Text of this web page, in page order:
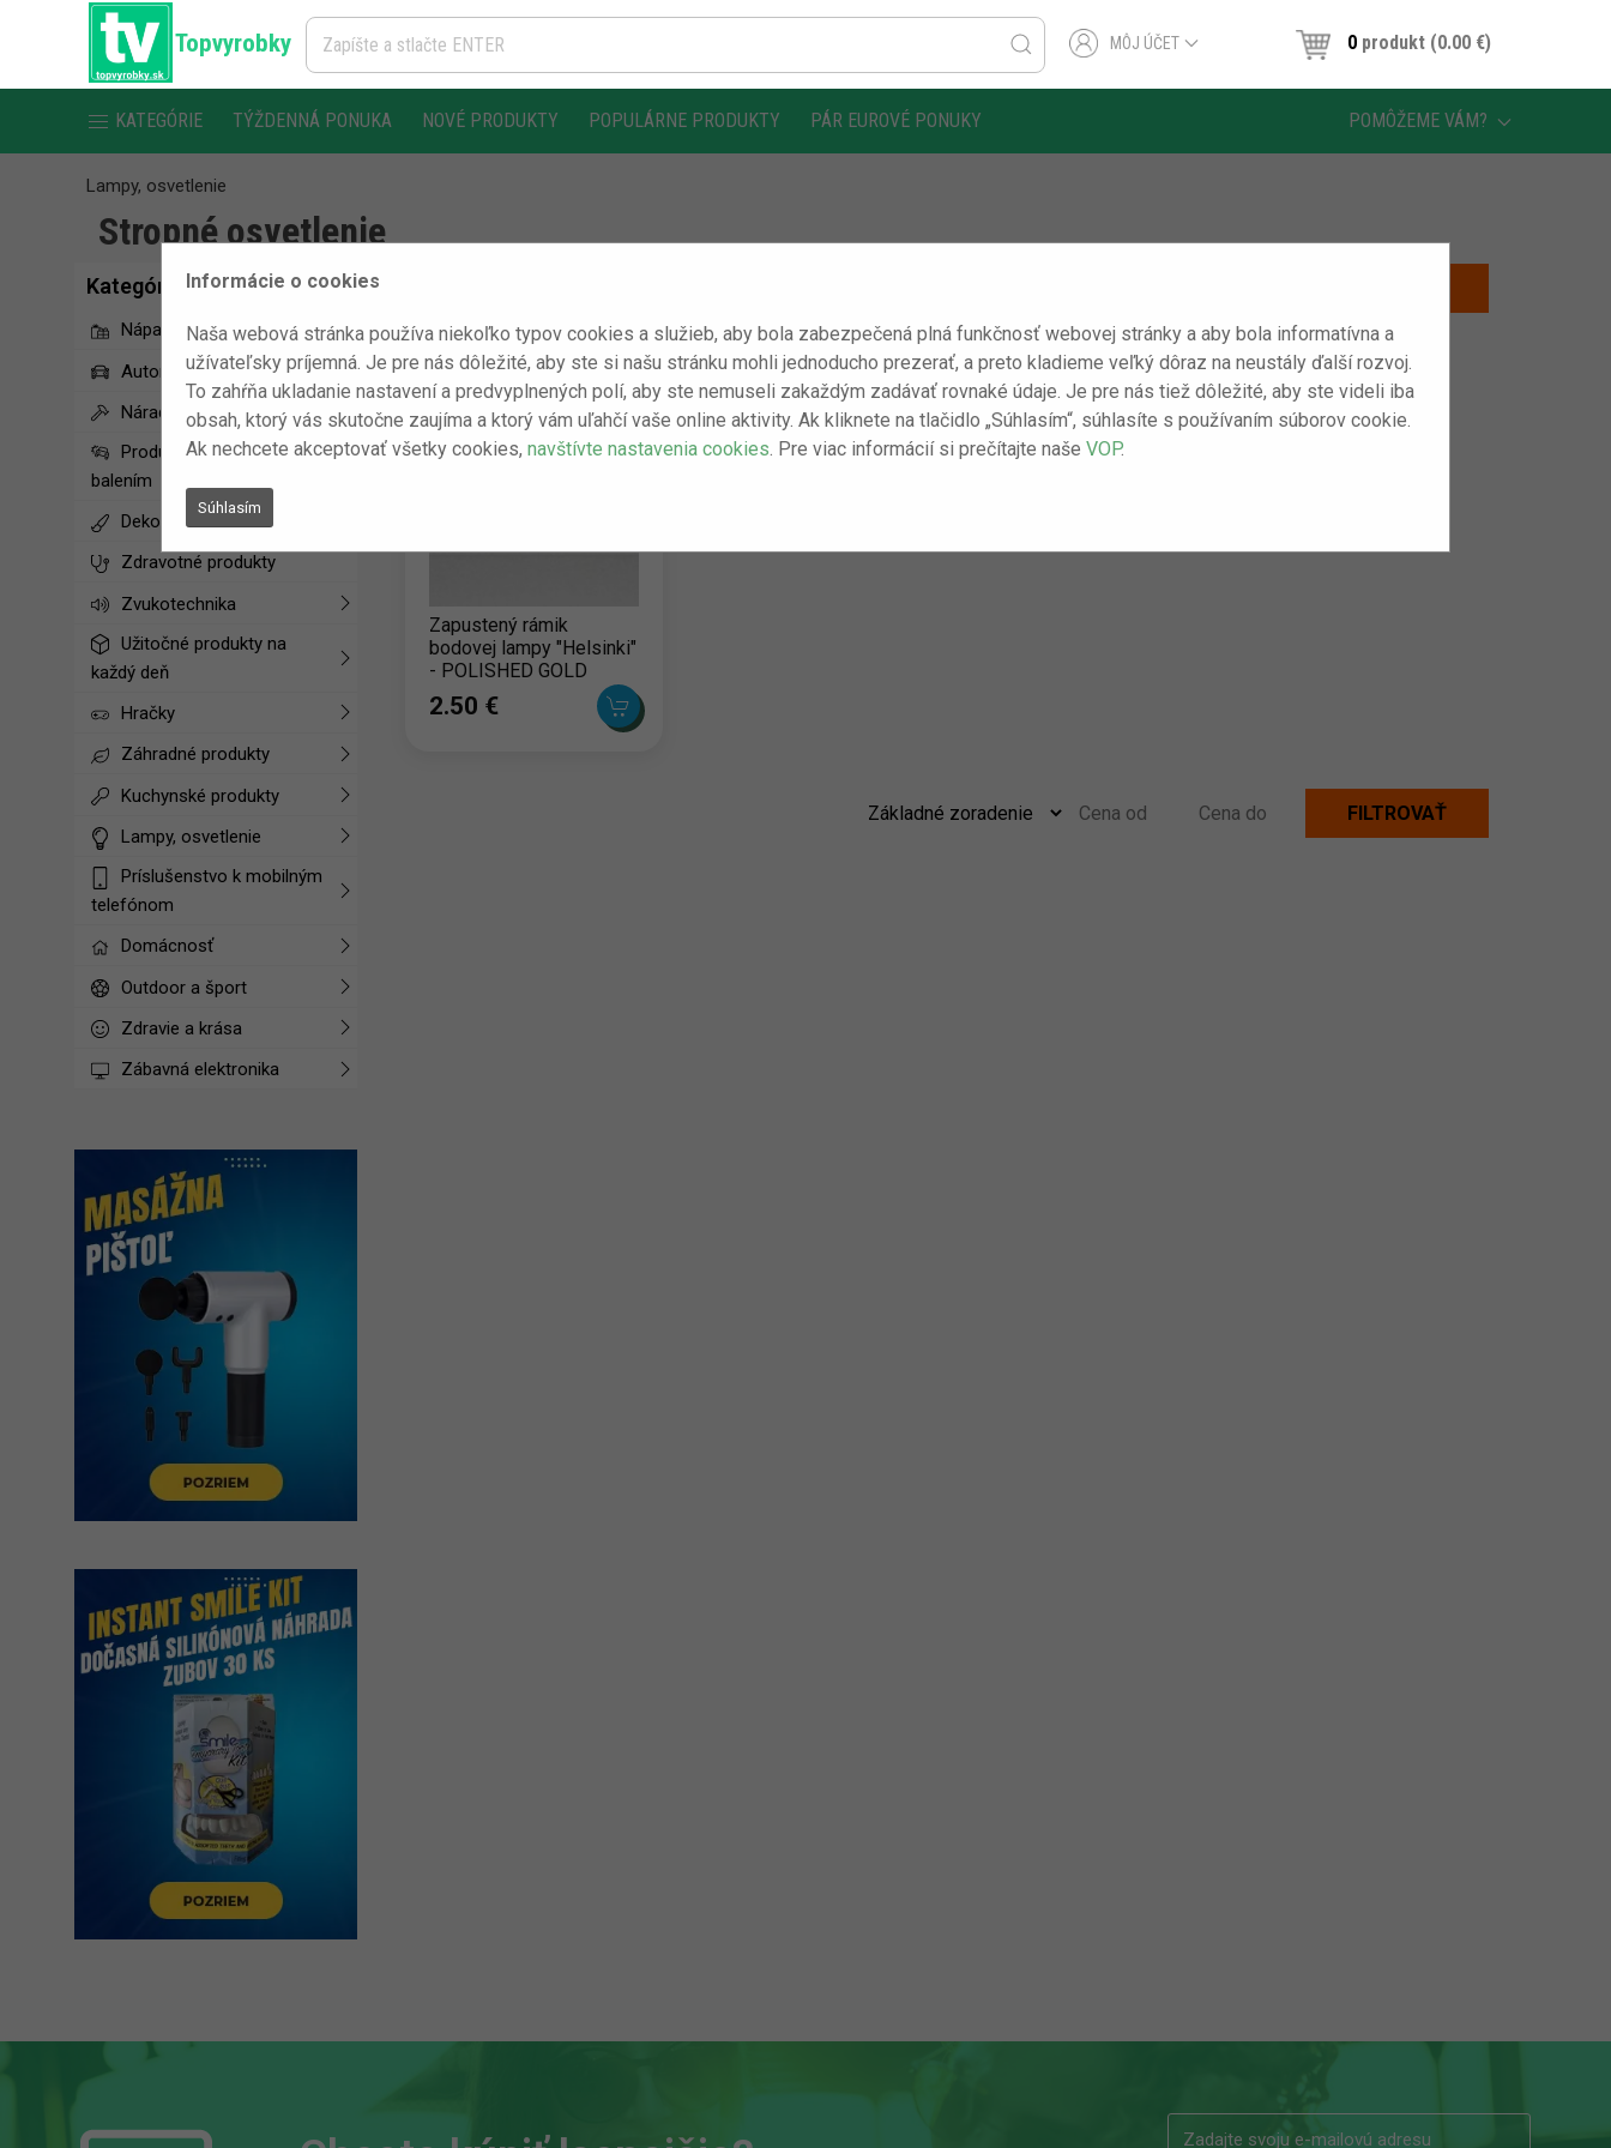
Informácie o cookies
Naša webová stránka používa niekoľko typov cookies a služieb, aby bola zabezpečená plná funkčnosť webovej stránky a aby bola informatívna a
užívateľsky príjemná. Je pre nás dôležité, aby ste si našu stránku mohli jednoducho prezerať, a preto kladieme veľký dôraz na neustály ďalší rozvoj.
To zahŕňa ukladanie nastavení a predvyplnených polí, aby ste nemuseli zakaždým zadávať rovnaké údaje. Je pre nás tiež dôležité, aby ste videli iba
obsah, ktorý vás skutočne zaujíma a ktorý vám uľahčí vaše online aktivity. Ak kliknete na tlačidlo „Súhlasím“, súhlasíte s používaním súborov cookie.
Ak nechcete akceptovať všetky cookies,navštívte nastavenia cookies . Pre viac informácií si prečítajte našeVOP.
Súhlasím
Topvyrobky MÔJ ÚČET 0produkt (0.00 ‎€)
KATEGÓRIE TÝŽDENNÁ PONUKA NOVÉ PRODUKTY POPULÁRNE PRODUKTY PÁR EUROVÉ PONUKY POMÔŽEME VÁM?
Lampy, osvetlenie
Stropné osvetlenie
Kategórie
Nápady na darčeky
Automobilové doplnky
Náradie
Produkty s poškodeným
balením
Dekoračné produkty
Zdravotné produkty
Zvukotechnika
Užitočné produkty na
každý deň
Hračky
Záhradné produkty
Kuchynské produkty
Lampy, osvetlenie
Príslušenstvo k mobilným
telefónom
Domácnosť
Outdoor a šport
Zdravie a krása
Zábavná elektronika
Zapustený rámik
bodovej lampy "Helsinki"
- POLISHED GOLD
2.50 ‎€